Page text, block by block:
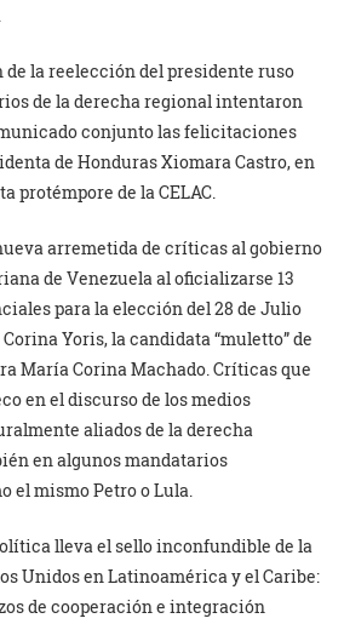
de la reelección del presidente ruso
de la derecha regional intentaron
conjunto las felicitaciones
de Honduras Xiomara Castro, en
protémpore de la CELAC.
arremetida de críticas al gobierno
de Venezuela al oficializarse 13
para la elección del 28 de Julio
Yoris, la candidata “muletto” de
María Corina Machado. Críticas que
en el discurso de los medios
aliados de la derecha
en algunos mandatarios
el mismo Petro o Lula.
lleva el sello inconfundible de la
Unidos en Latinoamérica y el Caribe:
de cooperación e integración